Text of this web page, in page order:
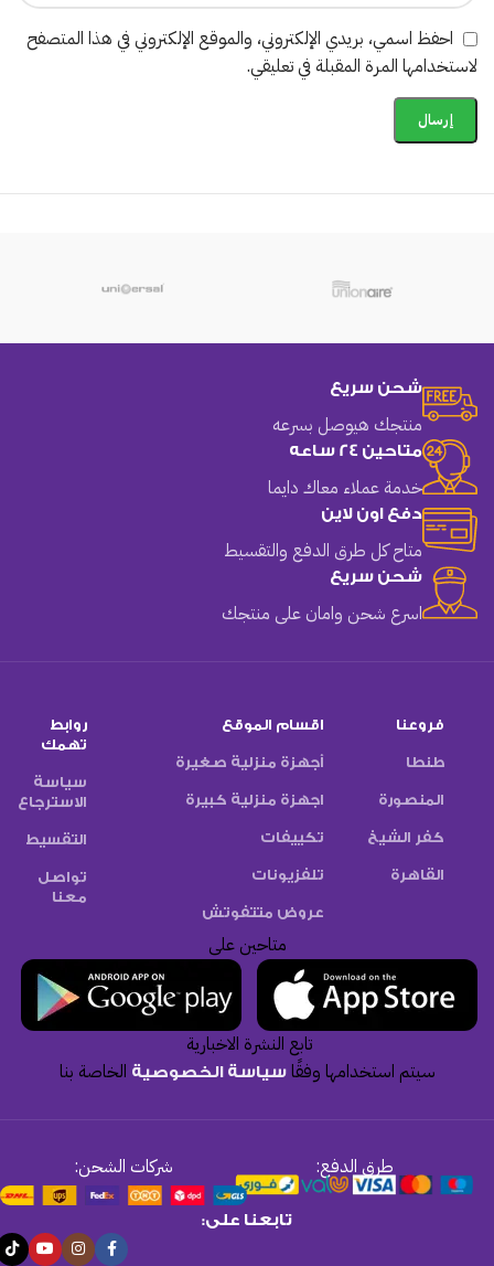
احفظ اسمي، بريدي الإلكتروني، والموقع الإلكتروني في هذا المتصفح
لاستخدامها المرة المقبلة في تعليقي.
شحن سريع
منتجك هيوصل بسرعه
متاحين 24 ساعه
خدمة عملاء معاك دايما
دفع اون لاين
متاح كل طرق الدفع والتقسيط
شحن سريع
اسرع شحن وامان على منتجك
فروعنا
طنطا
المنصورة
كفر الشيخ
القاهرة
اقسام الموقع
أجهزة منزلية صغيرة
اجهزة منزلية كبيرة
تكييفات
تلفزيونات
عروض متتفوتش
روابط
تهمك
سياسة
الاسترجاع
التقسيط
تواصل
معنا
متاحين على
تابع النشرة الاخبارية
سيتم استخدامها وفقًاسياسة الخصوصية الخاصة بنا
طرق الدفع: شركات الشحن:
تابعنا على: